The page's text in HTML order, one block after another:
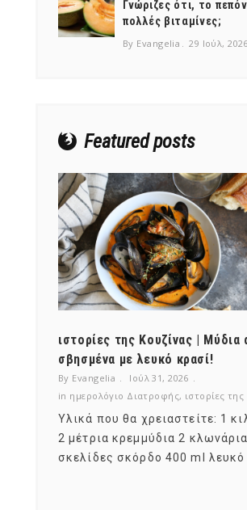
Γνώριζες ότι, το
πολλές βιταμίνες;
By Evangelia 29 Ιούλ, 2026
Featured posts
ιστορίες της Κουζίνας | Μύδια
σβησμένα με λευκό κρασί!
By Evangelia
Ιούλ 31, 2026
in ημερολόγιο Διατροφής, ιστορίες
Υλικά που θα χρειαστείτε: 1
2 μέτρια κρεμμύδια 2
σκελίδες σκόρδο 400 ml λευκό